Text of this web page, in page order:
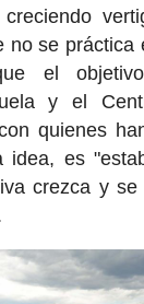
no se práctica
el
y el
quienes
idea, es
crezca y